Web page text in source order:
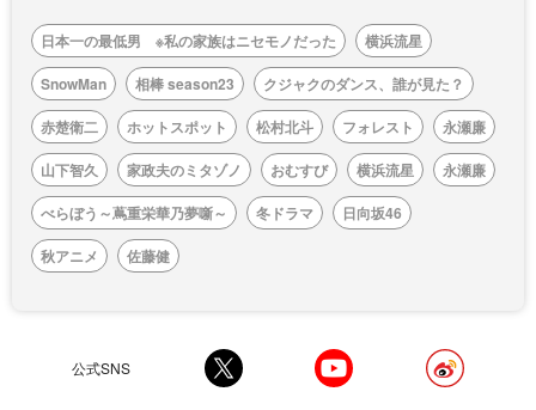
日本一の最低男 ※私の家族はニセモノだった
横浜流星
SnowMan
相棒 season23
クジャクのダンス、誰が見た？
赤楚衛二
ホットスポット 松村北斗 フォレスト
永瀬廉
山下智久
家政夫のミタゾノ おむすび 横浜流星
永瀬廉
べらぼう～蔦重栄華乃夢噺～
冬ドラマ
日向坂46
秋アニメ
佐藤健
公式SNS